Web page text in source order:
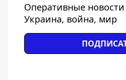
Оперативные
Украина, война, мир